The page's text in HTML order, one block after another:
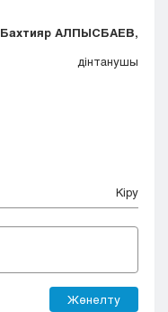
Бахтияр АЛПЫСБАЕВ,
дінтанушы
Кіру
Жөнелту